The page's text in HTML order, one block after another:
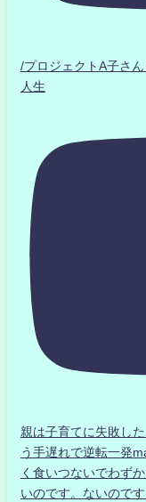
/プロジェクトA子さ
人生
親は子育てに失敗し
う手遅れで逆転一発
く食いつないでわず
いのです。ないのです